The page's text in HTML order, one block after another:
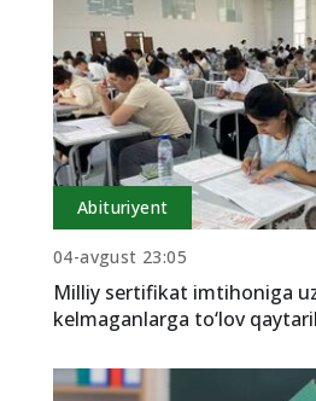
Abituriyent
04-avgust 23:05
Milliy sertifikat imtihoniga
kelmaganlarga to‘lov